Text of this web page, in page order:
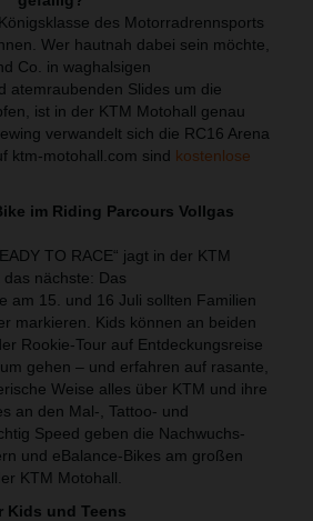
des Motorradrennsports
Wer hautnah dabei sein möchte,
Co. in waghalsigen
atemraubenden Slides um die
ist in der KTM Motohall genau
verwandelt sich die RC16 Arena
ktm-motohall.com sind kostenlose
im Riding Parcours Vollgas
TO RACE“ jagt in der KTM
nächste: Das
am 15. und 16 Juli sollten Familien
markieren. Kids können an beiden
Rookie-Tour auf Entdeckungsreise
gehen – und erfahren auf rasante,
Weise alles über KTM und ihre
an den Mal-, Tattoo- und
Speed geben die Nachwuchs-
und eBalance-Bikes am großen
KTM Motohall.
Kids und Teens